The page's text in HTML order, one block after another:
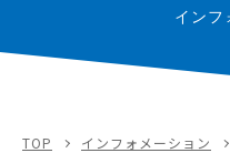
インフ
TOP
インフォメーション